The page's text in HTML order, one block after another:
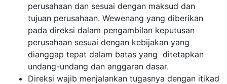
perusahaan dan sesuai dengan maksud dan
tujuan perusahaan. Wewenang yang diberikan
pada direksi dalam pengambilan keputusan
perusahaan sesuai dengan kebijakan yang
dianggap tepat dalam batas yang ditetapkan
undang-undang dan anggaran dasar.
Direksi wajib menjalankan tugasnya dengan itikad